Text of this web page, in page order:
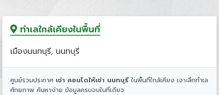
ทำเลใกล้เคียงในพื้นที่
เมืองนนทบุรี, นนทบุรี
ศูนย์รวมประกาศ เช่า คอนโดให้เช่า นนทบุรีในพื้นที่ใกล้เคียง เจาะลึกทำเล
ศักยภาพ ค้นหาง่าย ข้อมูลครบจบในที่เดียว